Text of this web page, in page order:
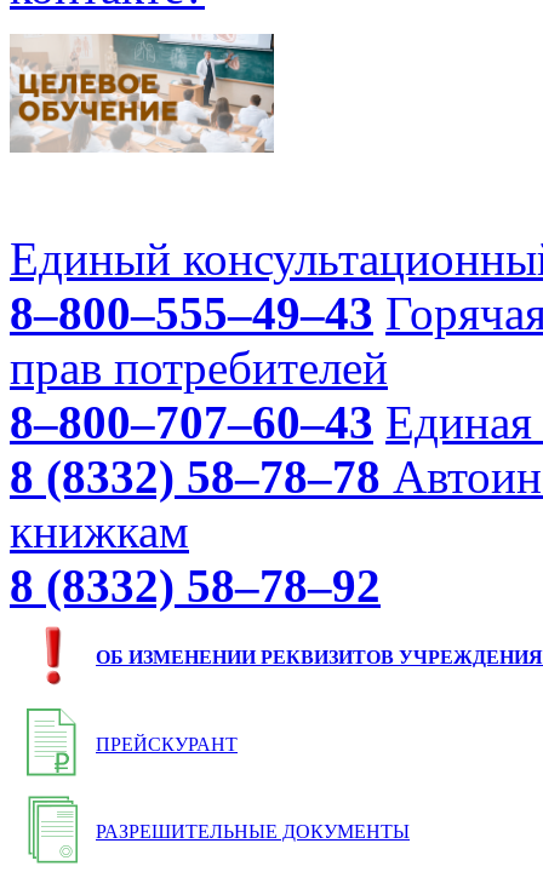
Единый
8–800–555–49–43
прав потребителей
8–800–707–60–43 Единая
8 (8332) 58–78–78
книжкам
8 (8332) 58–78–92
ОБ ИЗМЕНЕНИИ РЕКВИЗИТОВ УЧРЕЖДЕНИЯ
ПРЕЙСКУРАНТ
РАЗРЕШИТЕЛЬНЫЕ ДОКУМЕНТЫ